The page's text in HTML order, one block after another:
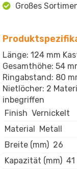
Großes
Länge: 124 mm
Gesamthöhe: 54
Ringabstand: 80
Nietlöcher: 2
inbegriffen
Finish Vernickelt
Material Metall
Breite (mm) 26
Kapazität (mm) 41